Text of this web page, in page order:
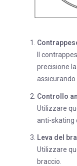
Il
precisione
Controllo
Utilizzare
anti-skating
Leva del
Utilizzare
braccio.